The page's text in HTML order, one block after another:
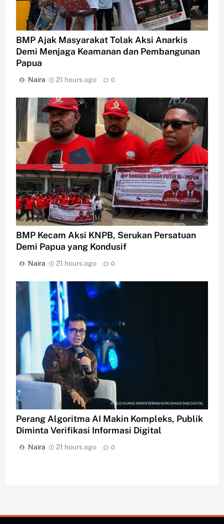
BMP Ajak Masyarakat Tolak Aksi Anarkis
Demi Menjaga Keamanan dan Pembangunan
Papua
Naira 21 hours ago 0
BMP Kecam Aksi KNPB, Serukan Persatuan
Demi Papua yang Kondusif
Naira 21 hours ago 0
Perang Algoritma AI Makin Kompleks, Publik
Diminta Verifikasi Informasi Digital
Naira 21 hours ago 0